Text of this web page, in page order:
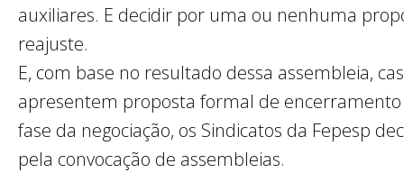
auxiliares. E decidir por uma ou nenhuma
reajuste.
E, com base no resultado dessa assembleia,
apresentem proposta formal de
fase da negociação, os Sindicatos da Fepesp
pela convocação de assembleias.